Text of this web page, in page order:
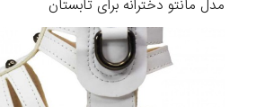
مدل مانتو دخترانه برای تابستان